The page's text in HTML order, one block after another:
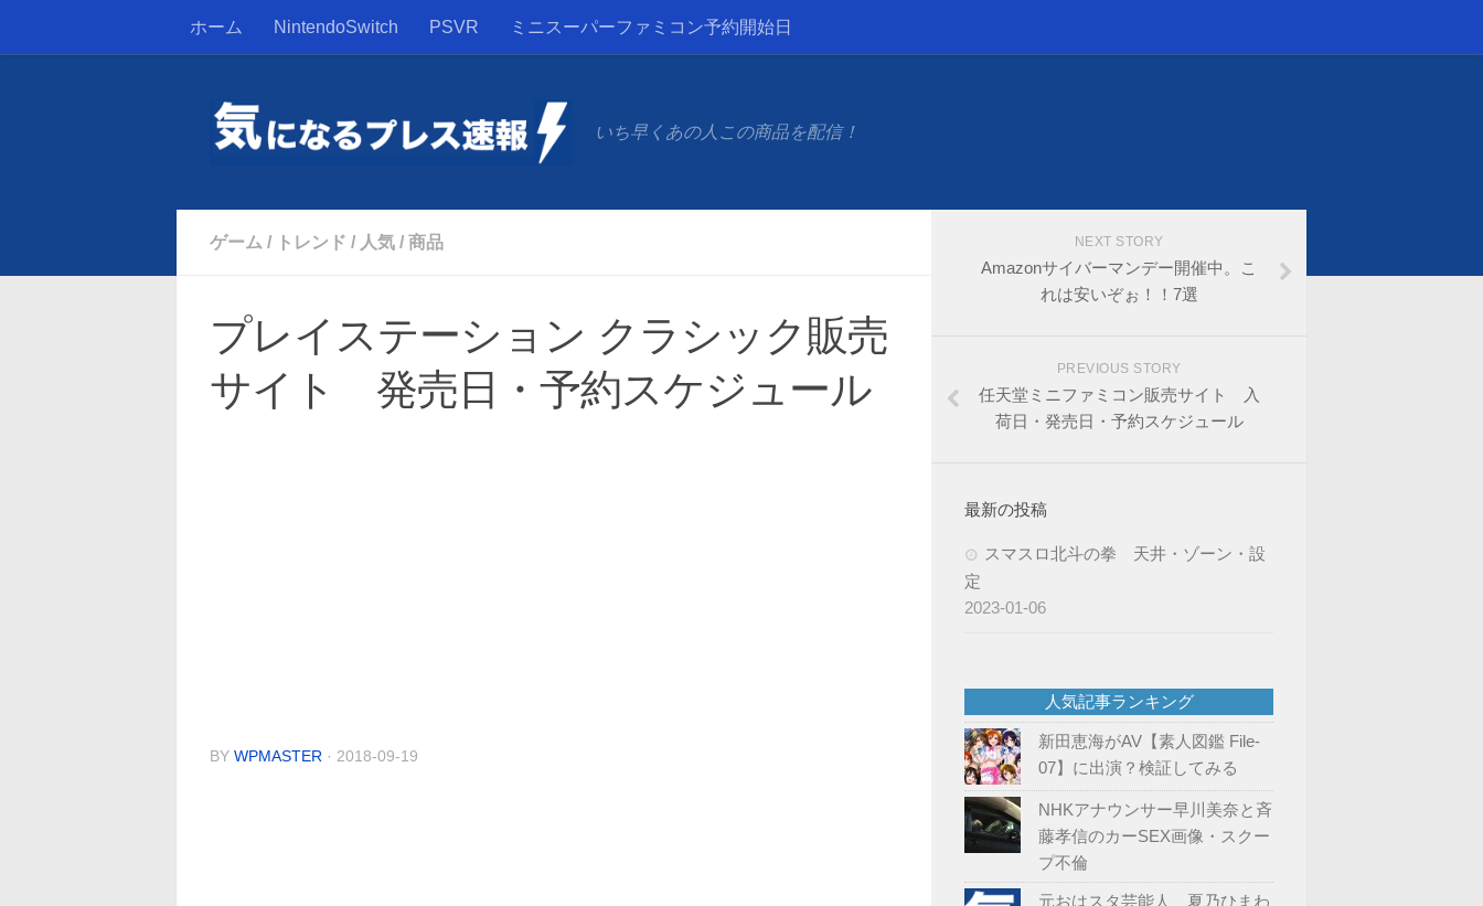
ホーム NintendoSwitch PSVR ミニスーパーファミコン予約開始日
いち早くあの人この商品を配信！
ゲーム / トレンド / 人気 / 商品
プレイステーション クラシック販売
サイト 発売日・予約スケジュール
BY WPMASTER · 2018-09-19
NEXT STORY
Amazonサイバーマンデー開催中。こ
れは安いぞぉ！！7選
PREVIOUS STORY
任天堂ミニファミコン販売サイト 入
荷日・発売日・予約スケジュール
最新の投稿
スマスロ北斗の拳 天井・ゾーン・設
定
2023-01-06
人気記事ランキング
新田恵海がAV【素人図鑑 File-
07】に出演？検証してみる
NHKアナウンサー早川美奈と斉
藤孝信のカーSEX画像・スクー
プ不倫
元おはスタ芸能人、夏乃ひまわ